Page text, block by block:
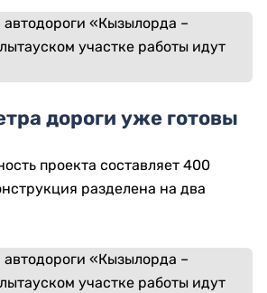
дороги уже готовы
проекта составляет 400
разделена на два